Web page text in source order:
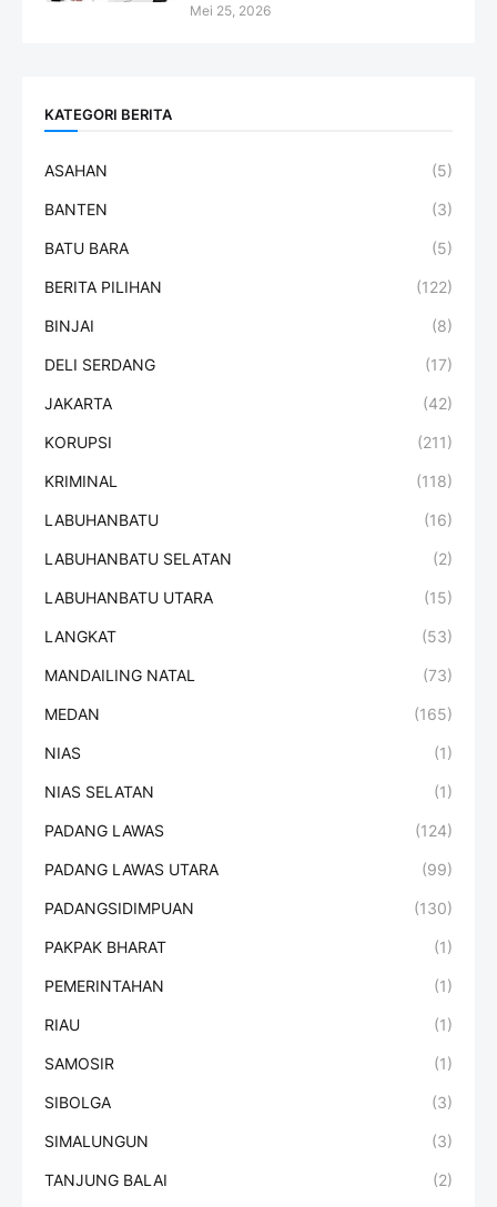
Mei 25, 2026
KATEGORI BERITA
ASAHAN (5)
BANTEN (3)
BATU BARA (5)
BERITA PILIHAN (122)
BINJAI (8)
DELI SERDANG (17)
JAKARTA (42)
KORUPSI (211)
KRIMINAL (118)
LABUHANBATU (16)
LABUHANBATU SELATAN (2)
LABUHANBATU UTARA (15)
LANGKAT (53)
MANDAILING NATAL (73)
MEDAN (165)
NIAS (1)
NIAS SELATAN (1)
PADANG LAWAS (124)
PADANG LAWAS UTARA (99)
PADANGSIDIMPUAN (130)
PAKPAK BHARAT (1)
PEMERINTAHAN (1)
RIAU (1)
SAMOSIR (1)
SIBOLGA (3)
SIMALUNGUN (3)
TANJUNG BALAI (2)